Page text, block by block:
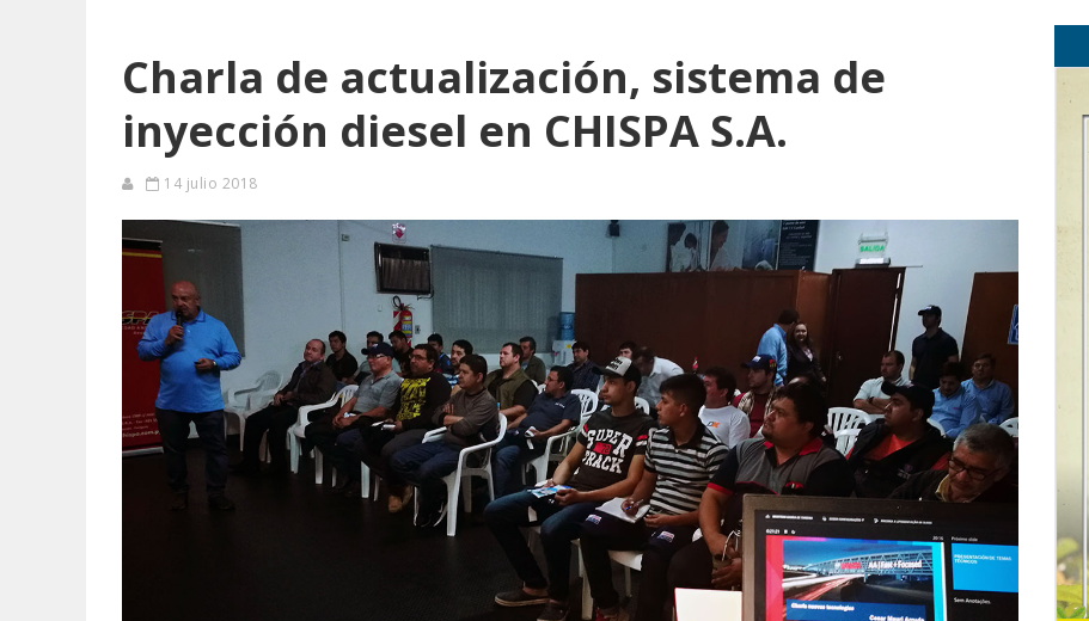
Charla de actualización, sistema de
inyección diesel en CHISPA S.A.
14 julio 2018